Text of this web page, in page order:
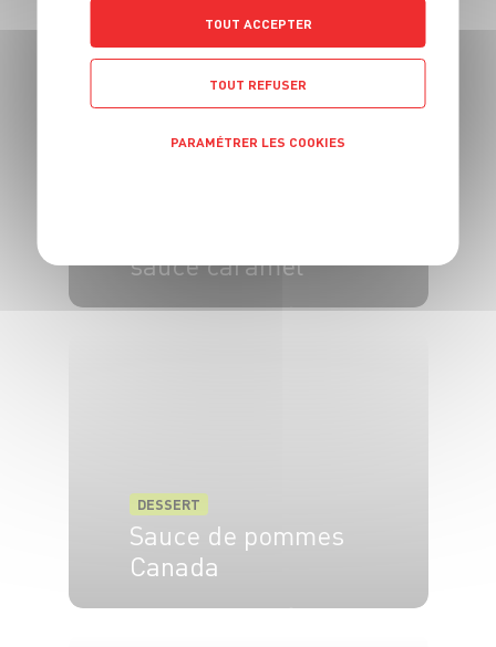
sauce caramel
6 pers. 15 min 15 min
DESSERT
Sauce de pommes
Canada
TOUT ACCEPTER
TOUT REFUSER
PARAMÉTRER LES COOKIES